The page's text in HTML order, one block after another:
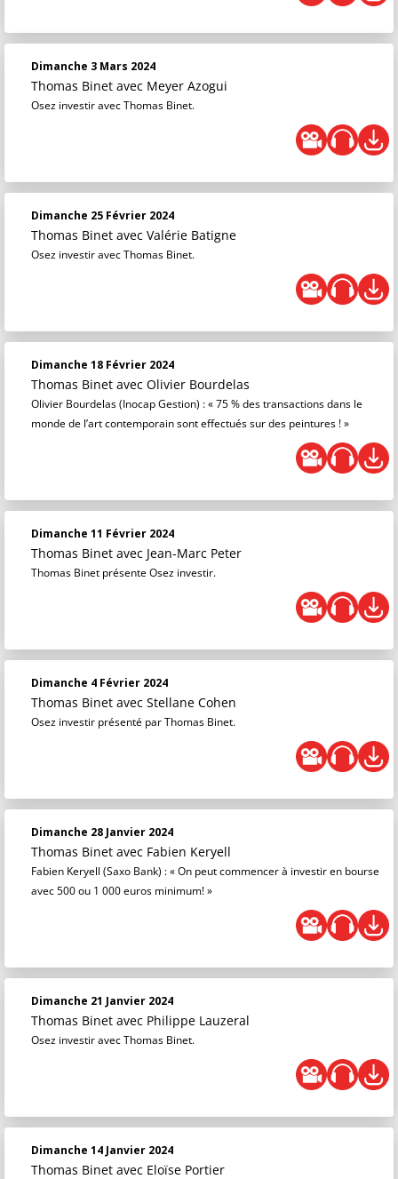
Dimanche 3 Mars 2024
Thomas Binet avec Meyer Azogui
Osez investir avec Thomas Binet.
Dimanche 25 Février 2024
Thomas Binet avec Valérie Batigne
Osez investir avec Thomas Binet.
Dimanche 18 Février 2024
Thomas Binet avec Olivier Bourdelas
Olivier Bourdelas (Inocap Gestion) : « 75 % des transactions dans le
monde de l’art contemporain sont effectués sur des peintures ! »
Dimanche 11 Février 2024
Thomas Binet avec Jean-Marc Peter
Thomas Binet présente Osez investir.
Dimanche 4 Février 2024
Thomas Binet avec Stellane Cohen
Osez investir présenté par Thomas Binet.
Dimanche 28 Janvier 2024
Thomas Binet avec Fabien Keryell
Fabien Keryell (Saxo Bank) : « On peut commencer à investir en bourse
avec 500 ou 1 000 euros minimum! »
Dimanche 21 Janvier 2024
Thomas Binet avec Philippe Lauzeral
Osez investir avec Thomas Binet.
Dimanche 14 Janvier 2024
Thomas Binet avec Eloïse Portier